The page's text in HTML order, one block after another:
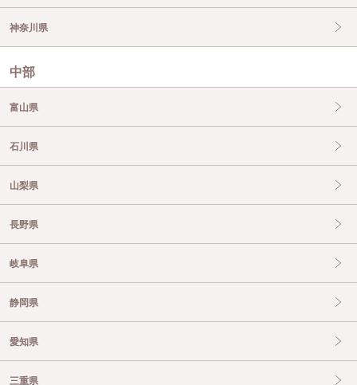
神奈川県
中部
富山県
石川県
山梨県
長野県
岐阜県
静岡県
愛知県
三重県